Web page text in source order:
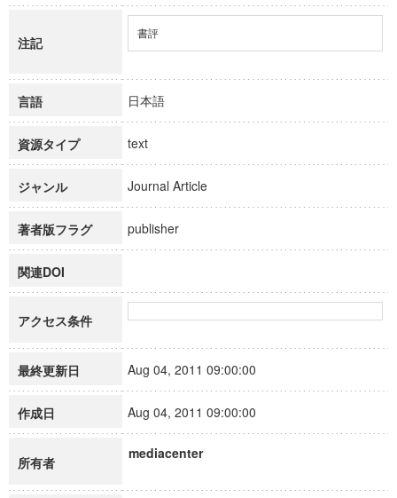
注記
書評
言語 日本語
資源タイプ text
ジャンル Journal Article
著者版フラグ publisher
関連DOI
アクセス条件
最終更新日 Aug 04, 2011 09:00:00
作成日 Aug 04, 2011 09:00:00
所有者
mediacenter